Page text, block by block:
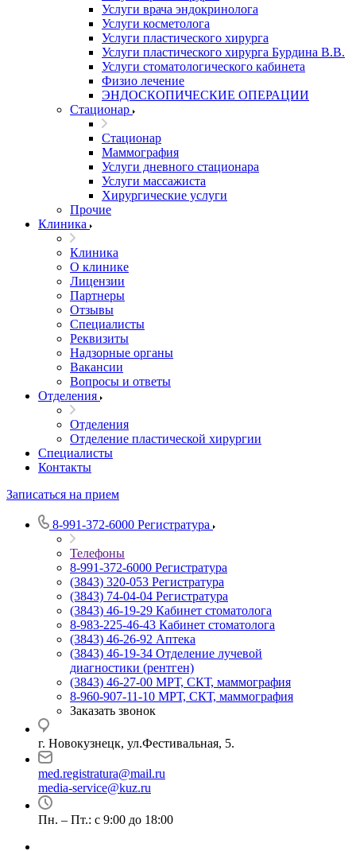
Услуги врача эндокринолога
Услуги косметолога
Услуги пластического хирурга
Услуги пластического хирурга Бурдина В.В.
Услуги стоматологического кабинета
Физио лечение
ЭНДОСКОПИЧЕСКИЕ ОПЕРАЦИИ
Стационар
Стационар
Маммография
Услуги дневного стационара
Услуги массажиста
Хирургические услуги
Прочие
Клиника
Клиника
О клинике
Лицензии
Партнеры
Отзывы
Специалисты
Реквизиты
Надзорные органы
Вакансии
Вопросы и ответы
Отделения
Отделения
Отделение пластической хирургии
Специалисты
Контакты
Записаться на прием
8-991-372-6000 Регистратура
Телефоны
8-991-372-6000 Регистратура
(3843) 320-053 Регистратура
(3843) 74-04-04 Регистратура
(3843) 46-19-29 Кабинет стоматолога
8-983-225-46-43 Кабинет стоматолога
(3843) 46-26-92 Аптека
(3843) 46-19-34 Отделение лучевой
диагностики (рентген)
(3843) 46-27-00 МРТ, СКТ, маммография
8-960-907-11-10 МРТ, СКТ, маммография
Заказать звонок
г. Новокузнецк, ул.Фестивальная, 5.
med.registratura@mail.ru
media-service@kuz.ru
Пн. – Пт.: с 9:00 до 18:00